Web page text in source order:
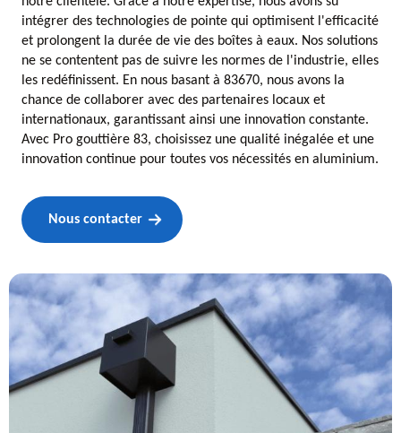
intégrer des technologies de pointe qui optimisent l'efficacité
et prolongent la durée de vie des boîtes à eaux. Nos solutions
ne se contentent pas de suivre les normes de l'industrie, elles
les redéfinissent. En nous basant à 83670, nous avons la
chance de collaborer avec des partenaires locaux et
internationaux, garantissant ainsi une innovation constante.
Avec Pro gouttière 83, choisissez une qualité inégalée et une
innovation continue pour toutes vos nécessités en aluminium.
Nous contacter